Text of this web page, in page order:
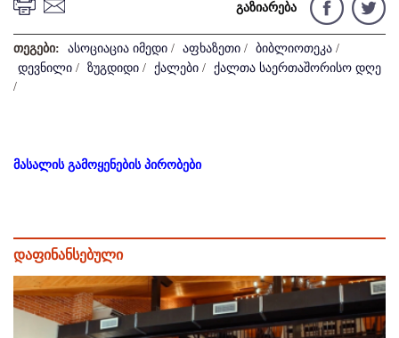
გაზიარება
თეგები: ასოციაცია იმედი / აფხაზეთი / ბიბლიოთეკა /
დევნილი / ზუგდიდი / ქალები / ქალთა საერთაშორისო დღე
/
მასალის გამოყენების პირობები
დაფინანსებული